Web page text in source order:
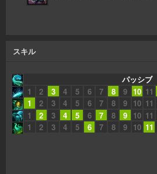
スキル
パッシブ
1
2 3 4 5 6 7 8 9 10 11
1
2 3 4 5 6 7 8 9 10 11
1
2 3 4 5 6 7 8 9 10 11
1
2 3 4 5 6 7 8 9 10 11